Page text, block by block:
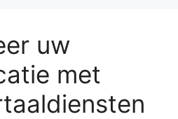
uw
met